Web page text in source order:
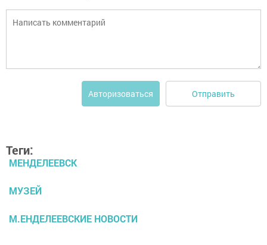
Авторизоваться Отправить
Теги:
МЕНДЕЛЕЕВСК
МУЗЕЙ
М.ЕНДЕЛЕЕВСКИЕ НОВОСТИ